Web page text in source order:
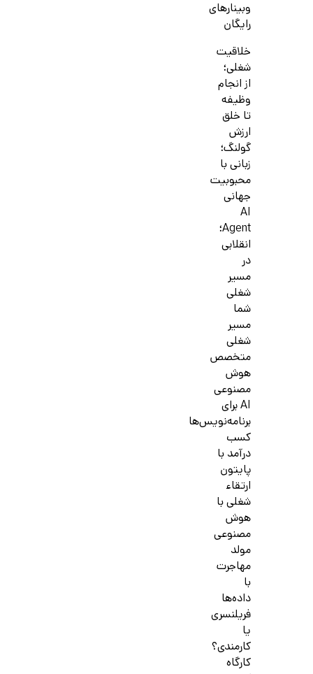
وبینارهای
رایگان
خلاقیت
شغلی؛
از انجام
وظیفه
تا خلق
ارزش
گولنگ؛
زبانی با
محبوبیت
جهانی
AI
Agent؛
انقلابی
در
مسیر
شغلی
شما
مسیر
شغلی
متخصص
هوش
مصنوعی
AI برای
برنامه‌نویس‌ها
کسب
درآمد با
پایتون
ارتقاء
شغلی با
هوش
مصنوعی
مولد
مهاجرت
با
داده‌ها
فریلنسری
یا
کارمندی؟
کارگاه